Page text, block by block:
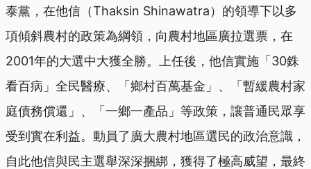
泰黨，在他信（Thaksin Shinawatra）的領導下以多
項傾斜農村的政策為綱領，向農村地區廣拉選票，在
2001年的大選中大獲全勝。上任後，他信實施「30銖
看百病」全民醫療、「鄉村百萬基金」、「暫緩農村家
庭債務償還」、「一鄉一產品」等政策，讓普通民眾享
受到實在利益。動員了廣大農村地區選民的政治意識，
自此他信與民主選舉深深捆綁，獲得了極高威望，最終